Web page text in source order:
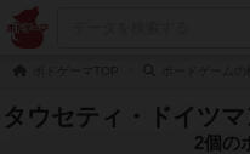
タウセティ・ドイツ
2個の